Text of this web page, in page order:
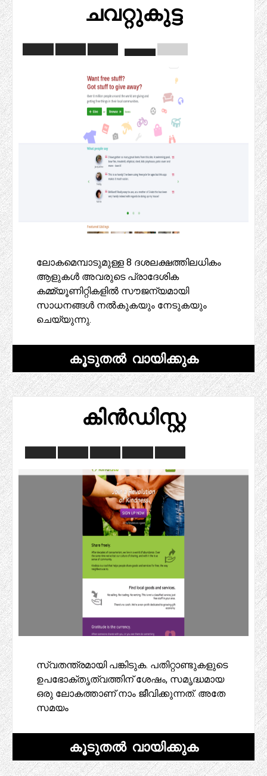
ചവറ്റുകുട്ട
ലോകമെമ്പാടുമുള്ള 8 ദശലക്ഷത്തിലധികം
ആളുകൾ അവരുടെ പ്രാദേശിക
കമ്മ്യൂണിറ്റികളിൽ സൗജന്യമായി
സാധനങ്ങൾ നൽകുകയും നേടുകയും
ചെയ്യുന്നു.
കൂടുതൽ വായിക്കുക
കിൻഡിസ്റ്റ
സ്വതന്ത്രമായി പങ്കിടുക. പതിറ്റാണ്ടുകളുടെ
ഉപഭോക്തൃത്വത്തിന് ശേഷം, സമൃദ്ധമായ
ഒരു ലോകത്താണ് നാം ജീവിക്കുന്നത്. അതേ
സമയം
കൂടുതൽ വായിക്കുക